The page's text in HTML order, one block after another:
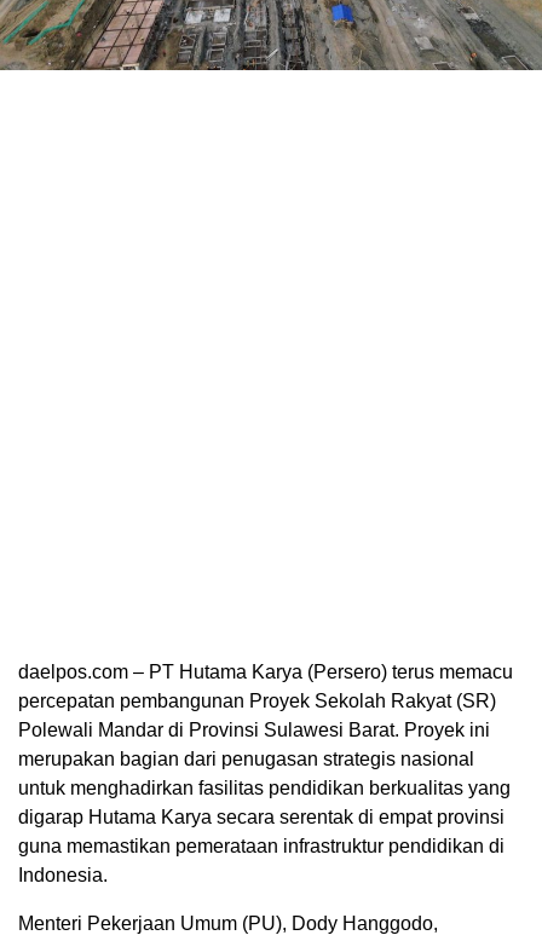
daelpos.com – PT Hutama Karya (Persero) terus memacu
percepatan pembangunan Proyek Sekolah Rakyat (SR)
Polewali Mandar di Provinsi Sulawesi Barat. Proyek ini
merupakan bagian dari penugasan strategis nasional
untuk menghadirkan fasilitas pendidikan berkualitas yang
digarap Hutama Karya secara serentak di empat provinsi
guna memastikan pemerataan infrastruktur pendidikan di
Indonesia.
Menteri Pekerjaan Umum (PU), Dody Hanggodo,